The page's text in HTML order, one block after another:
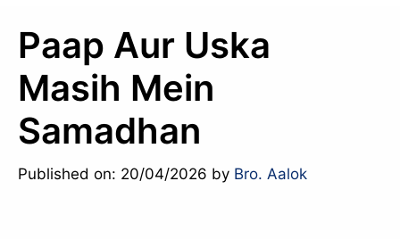
Paap Aur Uska
Masih Mein
Samadhan
Published on: 20/04/2026 by Bro. Aalok